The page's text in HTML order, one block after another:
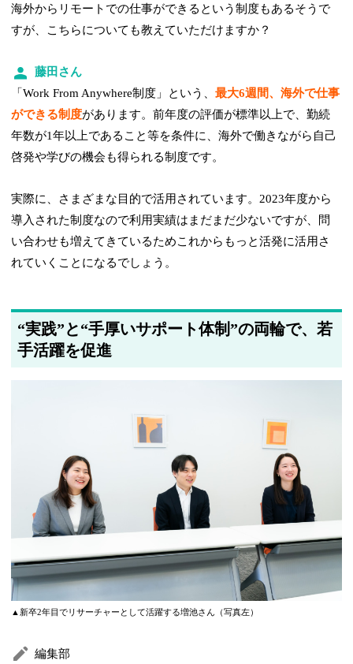
海外からリモートでの仕事ができるという制度もあるそうで
すが、こちらについても教えていただけますか？
藤田さん
「Work From Anywhere制度」という、最大6週間、海外で仕事
ができる制度があります。前年度の評価が標準以上で、勤続
年数が1年以上であること等を条件に、海外で働きながら自己
啓発や学びの機会も得られる制度です。
実際に、さまざまな目的で活用されています。2023年度から
導入された制度なので利用実績はまだまだ少ないですが、問
い合わせも増えてきているためこれからもっと活発に活用さ
れていくことになるでしょう。
“実践”と“手厚いサポート体制”の両輪で、若
手活躍を促進
▲新卒2年目でリサーチャーとして活躍する増池さん（写真左）
編集部